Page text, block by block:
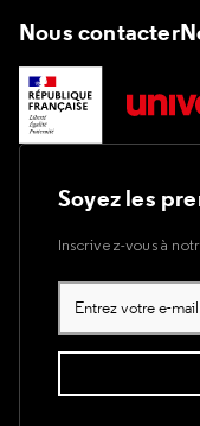
Nous contacter
Soyez les
Inscrivez-vous à